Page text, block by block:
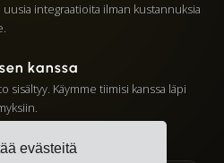
evästeitä
integraatioita ilman kustannuksia
kanssa
Käymme tiimisi kanssa läpi